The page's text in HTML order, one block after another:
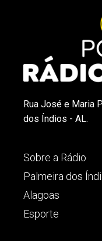
Rua José e Maria
dos Índios - AL.
Sobre a Rádio
Palmeira dos
Alagoas
Esporte